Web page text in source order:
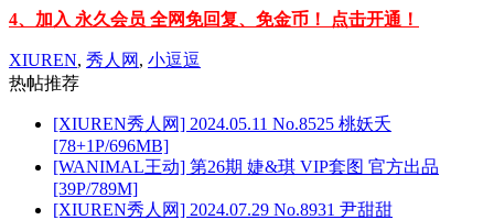
4、加入 永久会员 全网免回复、免金币！ 点击开通！
XIUREN, 秀人网 , 小逗逗
热帖推荐
[XIUREN秀人网] 2024.05.11 No.8525 桃妖夭
[78+1P/696MB]
[WANIMAL王动] 第26期 婕&琪 VIP套图 官方出品
[39P/789M]
[XIUREN秀人网] 2024.07.29 No.8931 尹甜甜